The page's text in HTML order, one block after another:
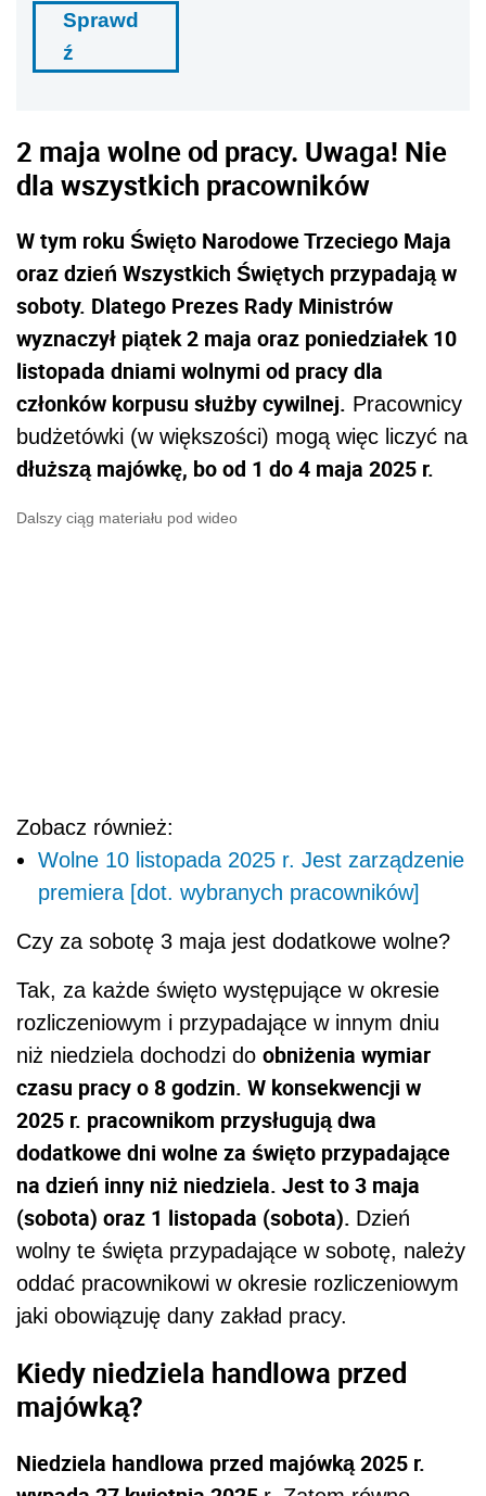
Sprawd
ź
2 maja wolne od pracy. Uwaga! Nie
dla wszystkich pracowników
W tym roku Święto Narodowe Trzeciego Maja
oraz dzień Wszystkich Świętych przypadają w
soboty. Dlatego Prezes Rady Ministrów
wyznaczył piątek 2 maja oraz poniedziałek 10
listopada dniami wolnymi od pracy dla
członków korpusu służby cywilnej. Pracownicy
budżetówki (w większości) mogą więc liczyć na
dłuższą majówkę, bo od 1 do 4 maja 2025 r.
Dalszy ciąg materiału pod wideo
Zobacz również:
Wolne 10 listopada 2025 r. Jest zarządzenie
premiera [dot. wybranych pracowników]
Czy za sobotę 3 maja jest dodatkowe wolne?
Tak, za każde święto występujące w okresie
rozliczeniowym i przypadające w innym dniu
niż niedziela dochodzi do obniżenia wymiar
czasu pracy o 8 godzin. W konsekwencji w
2025 r. pracownikom przysługują dwa
dodatkowe dni wolne za święto przypadające
na dzień inny niż niedziela. Jest to 3 maja
(sobota) oraz 1 listopada (sobota). Dzień
wolny te święta przypadające w sobotę, należy
oddać pracownikowi w okresie rozliczeniowym
jaki obowiązuję dany zakład pracy.
Kiedy niedziela handlowa przed
majówką?
Niedziela handlowa przed majówką 2025 r.